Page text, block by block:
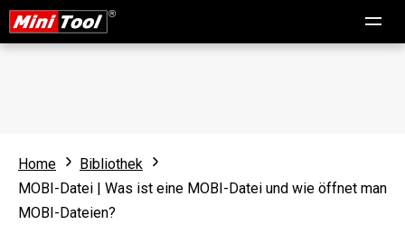
Home
Bibliothek
MOBI-Datei | Was ist eine MOBI-Datei und wie öffnet man
MOBI-Dateien?